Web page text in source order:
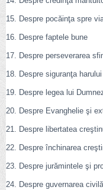
15. Despre pocăinţa spre
16. Despre faptele bune
17. Despre perseverarea
18. Despre siguranţa
19. Despre legea lui
20. Despre Evanghelie şi
21. Despre libertatea
22. Despre închinarea
23. Despre jurămintele şi
24. Despre guvernarea civilă